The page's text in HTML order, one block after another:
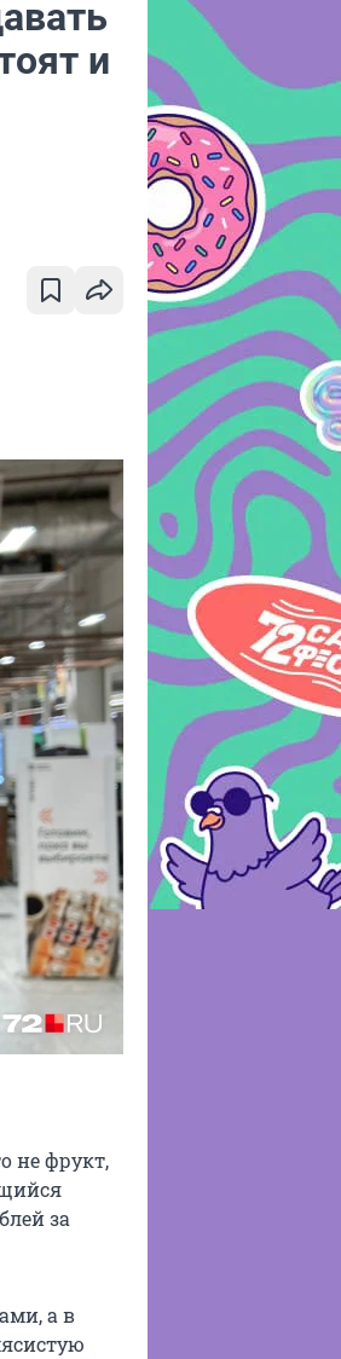
и
не фрукт,
за
а в